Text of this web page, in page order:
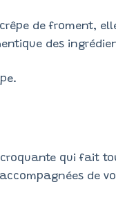
de froment,
des
croquante qui fait
de